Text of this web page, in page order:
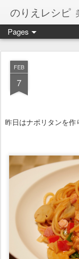
のりえレシピ
Pages
FEB
7
昨日はナポリタンを作